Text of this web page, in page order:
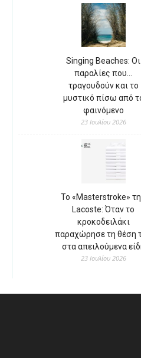
Singing Beaches: Οι
παραλίες που…
τραγουδούν και το
μυστικό πίσω από
φαινόμενο
23 Ιουλίου 2026
Το «Masterstroke»
Lacoste: Όταν το
κροκοδειλάκι
παραχώρησε τη θέση
στα απειλούμενα
23 Ιουλίου 2026